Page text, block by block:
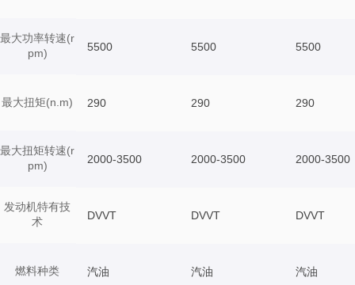
最大功率转速(r
pm)
最大扭矩(n.m)
最大扭矩转速(r
pm)
发动机特有技
术
燃料种类
5500 5500 5500
290 290 290
2000-3500 2000-3500 2000-3500
DVVT DVVT DVVT
汽油 汽油 汽油